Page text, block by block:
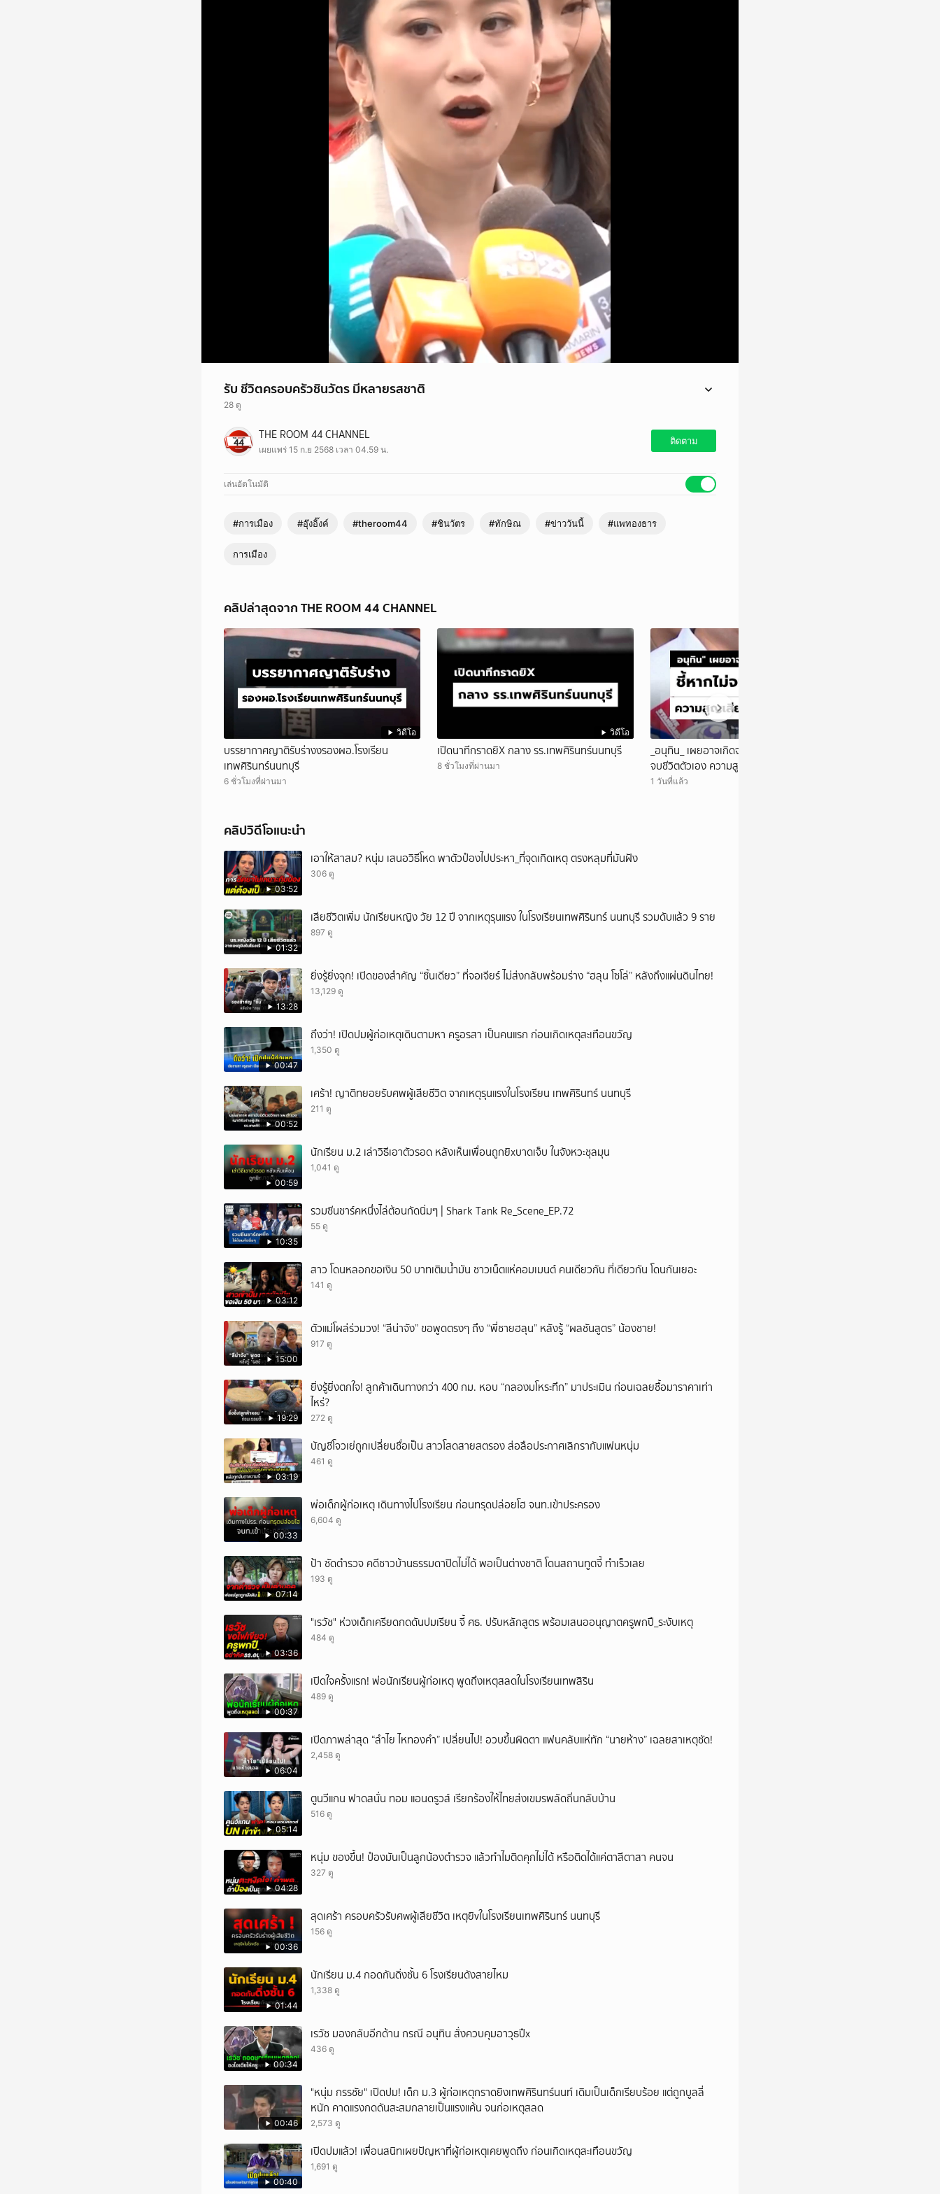
รับ ชีวิตครอบครัวชินวัตร มีหลายรสชาติ
28 ดู
รับ ชีวิตครอบครัวชินวัตร มีหลายรสชาติ
#ทักษิณ #อุ๊งอิ๊งค์ #แพทองธาร #ชินวัตร #ข่าววันนี้ #theroom44
THE ROOM 44 CHANNEL
เผยแพร่ 15 ก.ย 2568 เวลา 04.59 น.
ติดตาม
เล่นอัตโนมัติ
#การเมือง #อุ๊งอิ๊งค์ #theroom44 #ชินวัตร #ทักษิณ #ข่าววันนี้ #แพทองธาร
การเมือง
คลิปล่าสุดจาก THE ROOM 44 CHANNEL
วิดีโอ
บรรยากาศญาติรับร่างงรองผอ.โรงเรียน
เทพศิรินทร์นนทบุรี
6 ชั่วโมงที่ผ่านมา
วิดีโอ
เปิดนาทีกราดยิX กลาง รร.เทพศิรินทร์นนทบุรี
8 ชั่วโมงที่ผ่านมา
_อนุทิน_ เผยอาจเกิดจากความเครียด ชี้หากไม่
จบชีวิตตัวเอง ความสูญเสียอาจรุนแรงกว่านี้
1 วันที่แล้ว
คลิปวิดีโอแนะนำ
03:52
เอาให้สาสม? หนุ่ม เสนอวิธีโหด พาตัวป๋องไปประหา_ที่จุดเกิดเหตุ ตรงหลุมที่มันฝัง
306 ดู
01:32
เสียชีวิตเพิ่ม นักเรียนหญิง วัย 12 ปี จากเหตุรุนแรง ในโรงเรียนเทพศิรินทร์ นนทบุรี รวมดับแล้ว 9 ราย
897 ดู
13:28
ยิ่งรู้ยิ่งจุก! เปิดของสำคัญ “ชิ้นเดียว” ที่จอเจียร์ ไม่ส่งกลับพร้อมร่าง “ฮลุน โซโล่” หลังถึงแผ่นดินไทย!
13,129 ดู
00:47
ถึงว่า! เปิดปมผู้ก่อเหตุเดินตามหา ครูอรสา เป็นคนแรก ก่อนเกิดเหตุสะเทือนขวัญ
1,350 ดู
00:52
เศร้า! ญาติทยอยรับศพผู้เสียชีวิต จากเหตุรุนแรงในโรงเรียน เทพศิรินทร์ นนทบุรี
211 ดู
00:59
นักเรียน ม.2 เล่าวิธีเอาตัวรอด หลังเห็นเพื่อนถูกยิxบาดเจ็บ ในจังหวะชุลมุน
1,041 ดู
10:35
รวมซีนชาร์คหนึ่งไล่ต้อนกัดนิ่มๆ | Shark Tank Re_Scene_EP.72
55 ดู
03:12
สาว โดนหลอกขอเงิน 50 บาทเติมน้ำมัน ชาวเน็ตแห่คอมเมนต์ คนเดียวกัน ที่เดียวกัน โดนกันเยอะ
141 ดู
15:00
ตัวแม่โผล่ร่วมวง! “ลีน่าจัง” ขอพูดตรงๆ ถึง “พี่ชายฮลุน” หลังรู้ “ผลชันสูตร” น้องชาย!
917 ดู
19:29
ยิ่งรู้ยิ่งตกใจ! ลูกค้าเดินทางกว่า 400 กม. หอบ “กลองมโหระทึก” มาประเมิน ก่อนเฉลยซื้อมาราคาเท่า
ไหร่?
272 ดู
03:19
บัญชีโจวเย่ถูกเปลี่ยนชื่อเป็น สาวโสดสายสตรอง ส่อลือประกาศเลิกรากับแฟนหนุ่ม
461 ดู
00:33
พ่อเด็กผู้ก่อเหตุ เดินทางไปโรงเรียน ก่อนทรุดปล่อยโฮ จนท.เข้าประครอง
6,604 ดู
07:14
ป้า ซัดตำรวจ คดีชาวบ้านธรรมดาปิดไม่ได้ พอเป็นต่างชาติ โดนสถานทูตจี้ ทำเร็วเลย
193 ดู
03:36
"เรวัช" ห่วงเด็กเครียดกดดันปมเรียน จี้ ศธ. ปรับหลักสูตร พร้อมเสนออนุญาตครูพกปื_ระงับเหตุ
484 ดู
00:37
เปิดใจครั้งแรก! พ่อนักเรียนผู้ก่อเหตุ พูดถึงเหตุสลดในโรงเรียนเทพสิริน
489 ดู
06:04
เปิดภาพล่าสุด “ลำไย ไหทองคำ” เปลี่ยนไป! อวบขึ้นผิดตา แฟนคลับแห่ทัก “นายห้าง” เฉลยสาเหตุชัด!
2,458 ดู
05:14
ตูนวีแกน ฟาดสนั่น ทอม แอนดรูวส์ เรียกร้องให้ไทยส่งเขมรพลัดถิ่นกลับบ้าน
516 ดู
04:28
หนุ่ม ของขึ้น! ป๋องมันเป็นลูกน้องตำรวจ แล้วทำไมติดคุกไม่ได้ หรือติดได้แค่ตาสีตาสา คนจน
327 ดู
00:36
สุดเศร้า ครอบครัวรับศwผู้เสียชีวิต เหตุยิvในโรงเรียนเทพศิรินทร์ นนทบุรี
156 ดู
01:44
นักเรียน ม.4 กอดกันดิ่งชั้น 6 โรงเรียนดังสายไหม
1,338 ดู
00:34
เรวัช มองกลับอีกด้าน กรณี อนุทิน สั่งควบคุมอาวุธปืx
436 ดู
00:46
"หนุ่ม กรรชัย" เปิดปม! เด็ก ม.3 ผู้ก่อเหตุกราดยิงเทพศิรินทร์นนท์ เดิมเป็นเด็กเรียบร้อย แต่ถูกบูลลี่
หนัก คาดแรงกดดันสะสมกลายเป็นแรงแค้น จนก่อเหตุสลด
2,573 ดู
00:40
เปิดปมแล้ว! เพื่อนสนิทเผยปัญหาที่ผู้ก่อเหตุเคยพูดถึง ก่อนเกิดเหตุสะเทือนขวัญ
1,691 ดู
ยกเลิก